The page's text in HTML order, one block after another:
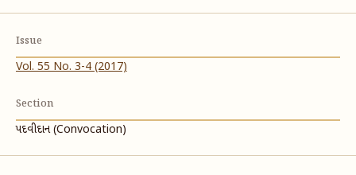
Issue
Vol. 55 No. 3-4 (2017)
Section
પદવીદાન (Convocation)